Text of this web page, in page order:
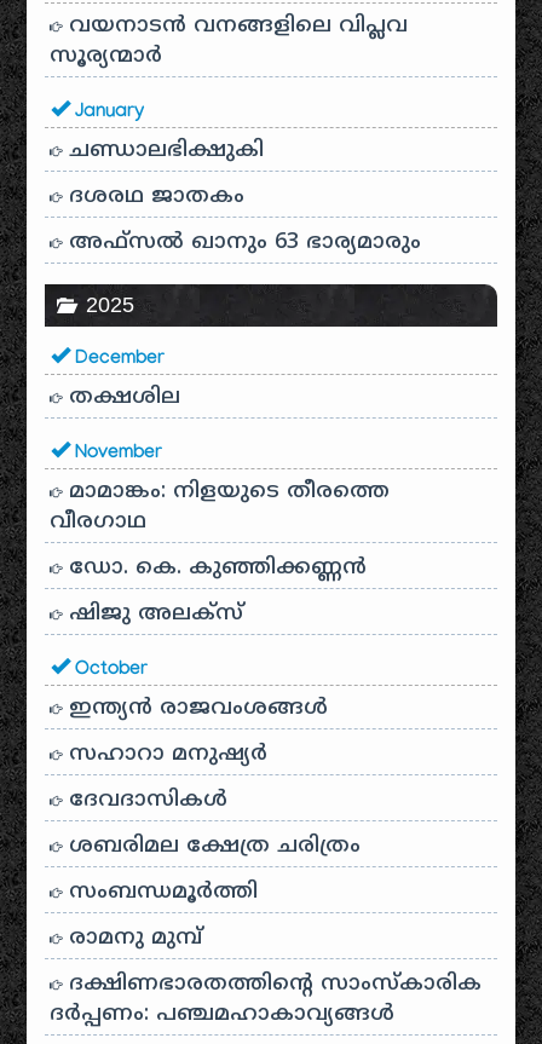
വയനാടൻ വനങ്ങളിലെ വിപ്ലവ
സൂര്യന്മാർ
January
ചണ്ഡാലഭിക്ഷുകി
ദശരഥ ജാതകം
അഫ്സൽ ഖാനും 63 ഭാര്യമാരും
2025
December
തക്ഷശില
November
മാമാങ്കം: നിളയുടെ തീരത്തെ
വീരഗാഥ
ഡോ. കെ. കുഞ്ഞിക്കണ്ണൻ
ഷിജു അലക്സ്
October
ഇന്ത്യൻ രാജവംശങ്ങൾ
സഹാറാ മനുഷ്യർ
ദേവദാസികൾ
ശബരിമല ക്ഷേത്ര ചരിത്രം
സംബന്ധമൂർത്തി
രാമനു മുമ്പ്
ദക്ഷിണഭാരതത്തിൻ്റെ സാംസ്കാരിക
ദർപ്പണം: പഞ്ചമഹാകാവ്യങ്ങൾ